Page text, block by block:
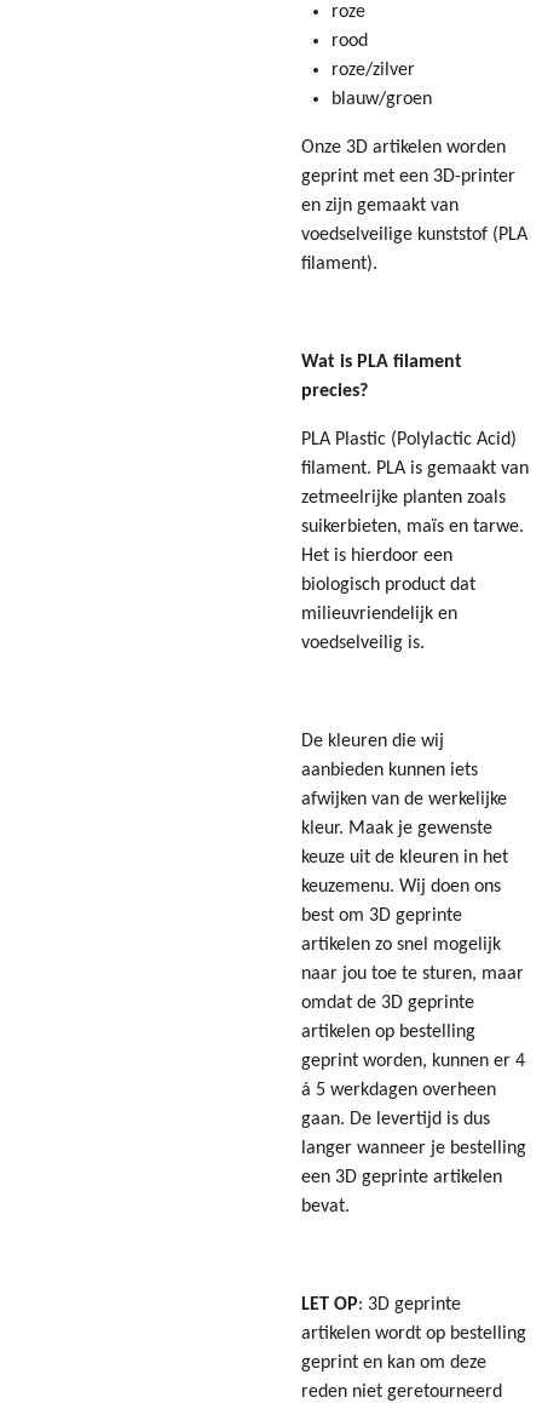
roze
rood
roze/zilver
blauw/groen
Onze 3D artikelen worden
geprint met een 3D-printer
en zijn gemaakt van
voedselveilige kunststof (PLA
filament).
Wat is PLA filament
precies?
PLA Plastic (Polylactic Acid)
filament. PLA is gemaakt van
zetmeelrijke planten zoals
suikerbieten, maïs en tarwe.
Het is hierdoor een
biologisch product dat
milieuvriendelijk en
voedselveilig is.
De kleuren die wij
aanbieden kunnen iets
afwijken van de werkelijke
kleur. Maak je gewenste
keuze uit de kleuren in het
keuzemenu. Wij doen ons
best om 3D geprinte
artikelen zo snel mogelijk
naar jou toe te sturen, maar
omdat de 3D geprinte
artikelen op bestelling
geprint worden, kunnen er 4
á 5 werkdagen overheen
gaan. De levertijd is dus
langer wanneer je bestelling
een 3D geprinte artikelen
bevat.
LET OP: 3D geprinte
artikelen wordt op bestelling
geprint en kan om deze
reden niet geretourneerd